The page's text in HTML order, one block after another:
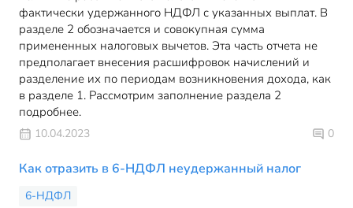
фактически удержанного НДФЛ с указанных выплат. В
разделе 2 обозначается и совокупная сумма
примененных налоговых вычетов. Эта часть отчета не
предполагает внесения расшифровок начислений и
разделение их по периодам возникновения дохода, как
в разделе 1. Рассмотрим заполнение раздела 2
подробнее.
10.04.2023 0
Как отразить в 6-НДФЛ неудержанный налог
6-НДФЛ